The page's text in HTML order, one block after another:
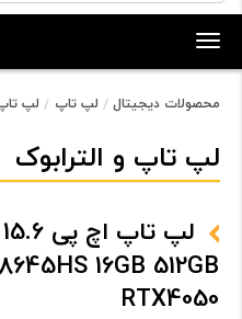
Toggle
navigation
محصولات دیجیتال لپ تاپ لپ
لپ تاپ و الترابوک
16GB 512GB
RTX4050